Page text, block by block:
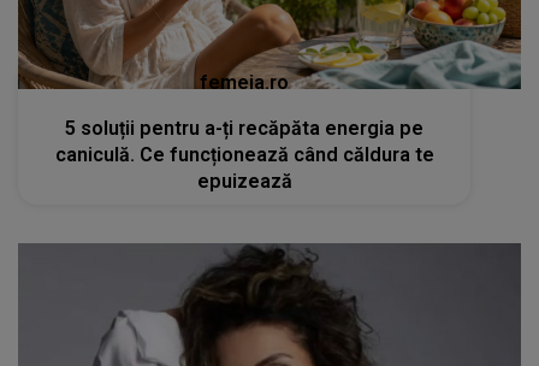
femeia.ro
5 soluții pentru a-ți recăpăta energia pe
caniculă. Ce funcționează când căldura te
epuizează